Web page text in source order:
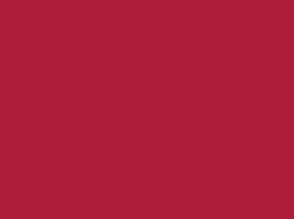
středního dílu na ladění 442kHz